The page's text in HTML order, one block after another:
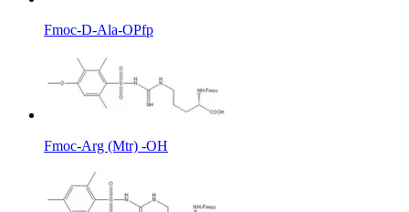
Fmoc-D-Ala-OPfp
Fmoc-Arg (Mtr) -OH